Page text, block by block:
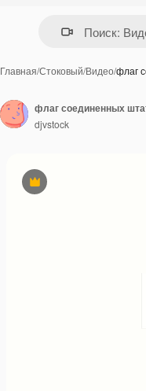
Главная/Стоковый/Видео/флаг
Премиум
флаг соединенных
djvstock